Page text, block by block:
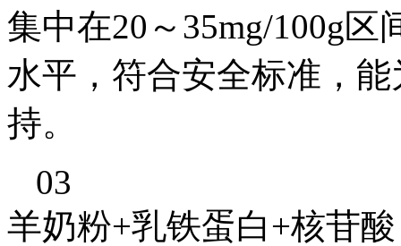
集中在20～35mg/100g
水平，符合安全标准，
持。
03
羊奶粉+乳铁蛋白+核苷酸